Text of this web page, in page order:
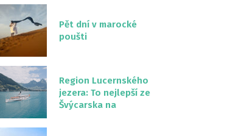
Pět dní v marocké
poušti
Region Lucernského
jezera: To nejlepší ze
Švýcarska na